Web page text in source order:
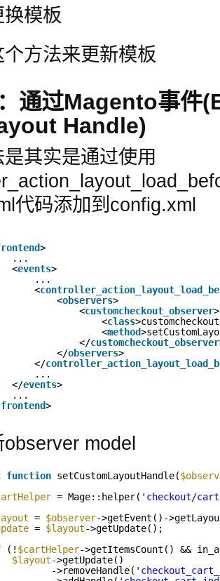
模板
方法来更新模板
通过Magento事件
Handle)
其实是通过使用
代码添加到config.xml
>
...
<events>
...
<
<observers>
<customcheckout_observer>
<class
<method
</customcheckout_observer
</observers>
</
...
</events>
...
frontend>
observer model
function setCustomLayoutHandle(
= Mage::helper( 'checkout/
= $observer->getEvent()-
= $layout->getUpdate();
(! $cartHelper->getItemsCount() &&
$layout->getUpdate()
->removeHandle(